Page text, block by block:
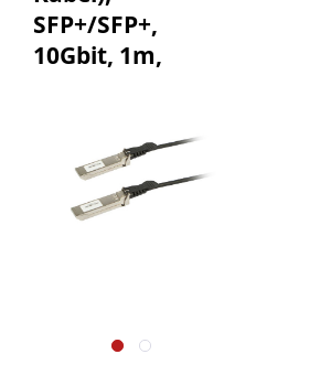
SFP+/SFP+,
10Gbit, 1m,